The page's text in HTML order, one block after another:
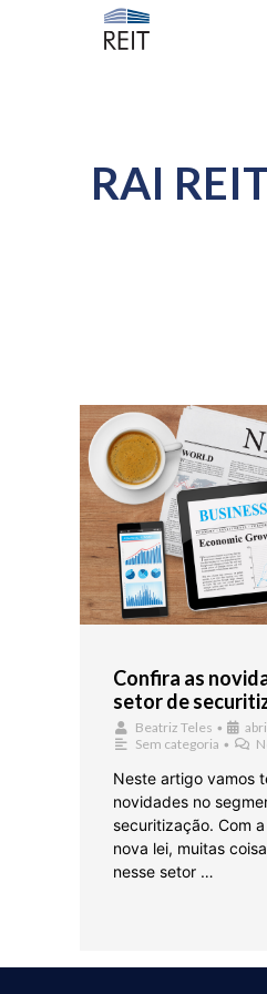
RAI
Confira as
setor de
Beatriz Teles •
Sem categoria •
Neste artigo vamos
novidades no
securitização. Com
nova lei, muitas
nesse setor …